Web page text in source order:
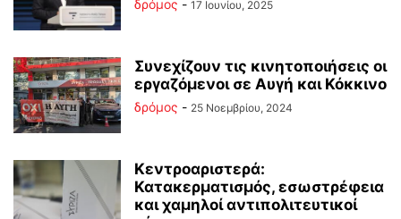
δρόμος - 17 Ιουνίου, 2025
Συνεχίζουν τις κινητοποιήσεις οι
εργαζόμενοι σε Αυγή και Κόκκινο
δρόμος - 25 Νοεμβρίου, 2024
Κεντροαριστερά:
Κατακερματισμός, εσωστρέφεια
και χαμηλοί αντιπολιτευτικοί